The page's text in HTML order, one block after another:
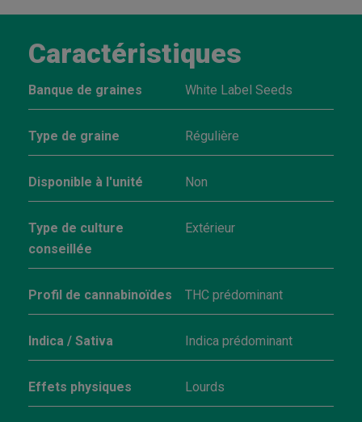
Caractéristiques
Banque de graines White Label Seeds
Type de graine Régulière
Disponible à l'unité Non
Type de culture
conseillée
Extérieur
Profil de cannabinoïdes THC prédominant
Indica / Sativa Indica prédominant
Effets physiques Lourds